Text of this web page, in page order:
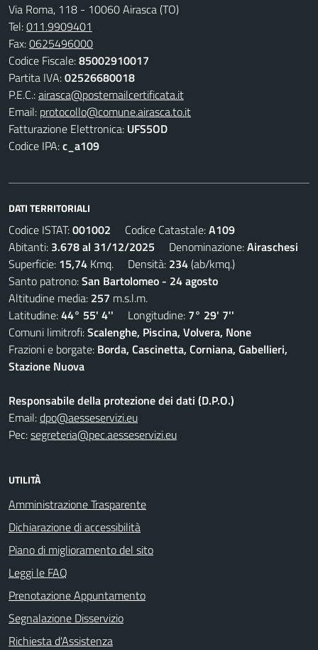
Via Roma, 118 - 10060 Airasca (TO)
Tel:011.9909401
Fax:0625496000
Codice Fiscale:85002910017
Partita IVA:02526680018
P.E.C.:airasca@postemailcertificata.it
Email: protocollo@comune.airasca.to.it
Fatturazione Elettronica: UFS5OD
Codice IPA:c_a109
DATI TERRITORIALI
Codice ISTAT:001002 Codice Catastale:A109
Abitanti: 3.678 al 31/12/2025 Denominazione:Airaschesi
Superficie: 15,74 Kmq. Densità: 234(ab/kmq.)
Santo patrono:San Bartolomeo - 24 agosto
Altitudine media: 257 m.s.l.m.
Latitudine:44° 55' 4'' Longitudine: 7° 29' 7''
Comuni limitrofi:Scalenghe, Piscina, Volvera, None
Frazioni e borgate: Borda, Cascinetta, Corniana, Gabellieri,
Stazione Nuova
Responsabile della protezione dei dati (D.P.O.)
Email:dpo@aesseservizi.eu
Pec:segreteria@pec.aesseservizi.eu
UTILITÀ
Amministrazione Trasparente
Dichiarazione di accessibilità
Piano di miglioramento del sito
Leggi le FAQ
Prenotazione Appuntamento
Segnalazione Disservizio
Richiesta d'Assistenza